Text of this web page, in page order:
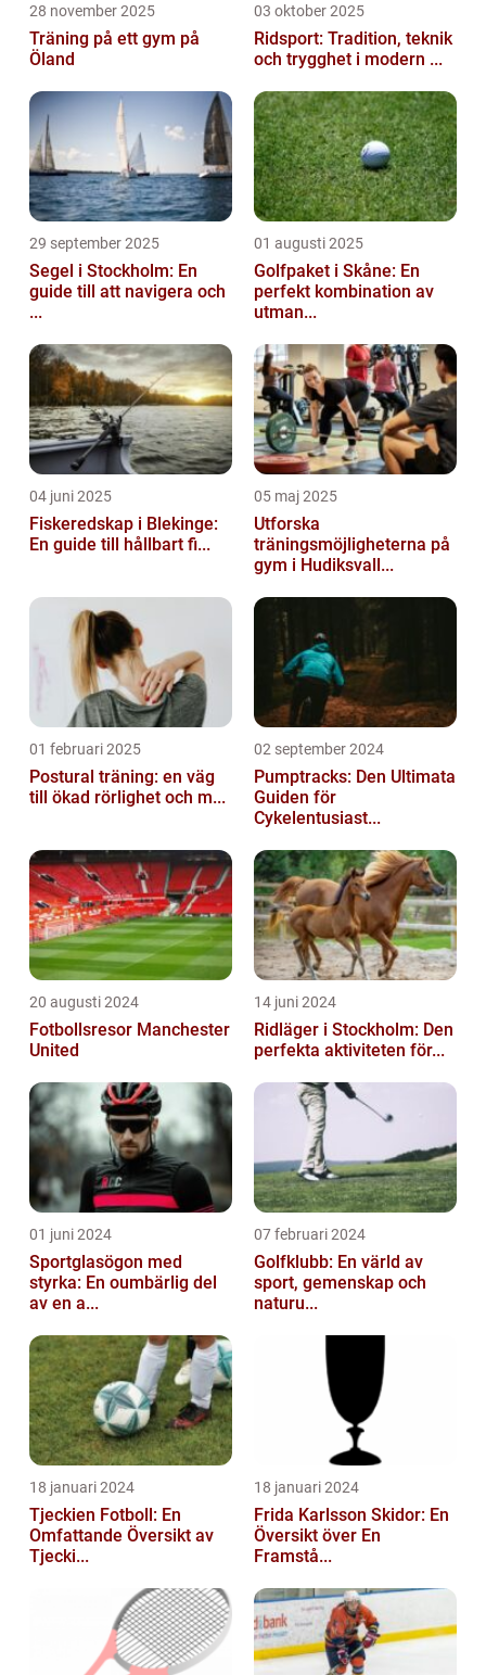
28 november 2025
Träning på ett gym på
Öland
03 oktober 2025
Ridsport: Tradition, teknik
och trygghet i modern ...
29 september 2025
Segel i Stockholm: En
guide till att navigera och
...
01 augusti 2025
Golfpaket i Skåne: En
perfekt kombination av
utman...
04 juni 2025
Fiskeredskap i Blekinge:
En guide till hållbart fi...
05 maj 2025
Utforska
träningsmöjligheterna på
gym i Hudiksvall...
01 februari 2025
Postural träning: en väg
till ökad rörlighet och m...
02 september 2024
Pumptracks: Den Ultimata
Guiden för
Cykelentusiast...
20 augusti 2024
Fotbollsresor Manchester
United
14 juni 2024
Ridläger i Stockholm: Den
perfekta aktiviteten för...
01 juni 2024
Sportglasögon med
styrka: En oumbärlig del
av en a...
07 februari 2024
Golfklubb: En värld av
sport, gemenskap och
naturu...
18 januari 2024
Tjeckien Fotboll: En
Omfattande Översikt av
Tjecki...
18 januari 2024
Frida Karlsson Skidor: En
Översikt över En
Framstå...